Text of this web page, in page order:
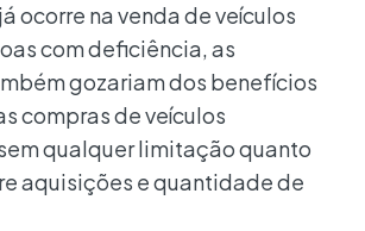
ocorre na venda de veículos
com deficiência, as
gozariam dos benefícios
compras de veículos
qualquer limitação quanto
aquisições e quantidade de